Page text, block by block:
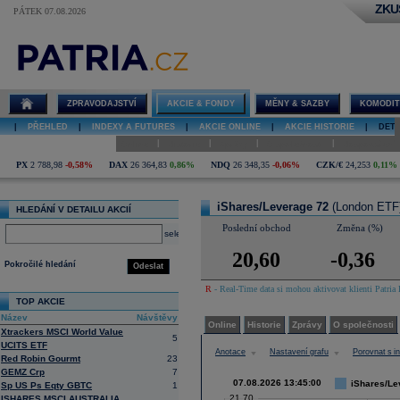
PÁTEK 07.08.2026
iShares/Leverage
ZPRAVODAJSTVÍ AKCIE & FONDY MĚNY & SAZBY
PŘEHLED INDEXY A FUTURES AKCIE ONLINE AKCIE HISTORIE
PX 2 788,98 -0,58% DAX 26 364,83 0,86% NDQ 26 348,35 -0,06% CZK/€ 24,253 0,11%
HLEDÁNÍ V DETAILU AKCIÍ
select
Odeslat
Pokročilé hledání
TOP AKCIE
Název
Návštěvy
Xtrackers MSCI World Value
UCITS ETF
5
Red Robin Gourmt
23
GEMZ Crp
7
Sp US Ps Eqty GBTC
1
iShares/Leverage 72 (London
Poslední obchod Změna (%)
20,60 -0,36
R - Real-Time data si mohou aktivovat klienti
Online Historie Zprávy O společnosti
Anotace Nastavení grafu Porovnat s
21,70
07.08.2026 13:45:00 iShares/